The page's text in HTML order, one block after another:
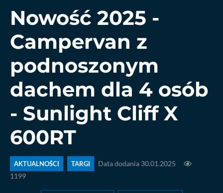
Nowość 2025 -
Campervan z
podnoszonym
dachem dla 4 osób
- Sunlight Cliff X
600RT
AKTUALNOŚCI TARGI
Data dodania 30.01.2025
1199